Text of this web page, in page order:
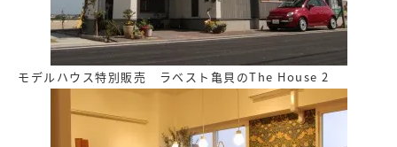
モデルハウス特別販売 ラベスト亀貝のThe House 2